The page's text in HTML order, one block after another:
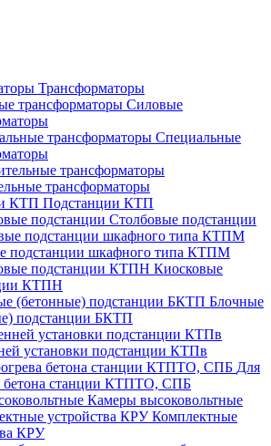
Трансформаторы
Силовые
Специальные
трансформаторы
Подстанции КТП
Столбовые подстанции
подстанции шкафного типа КТПМ
Киосковые
КТПН
Блочные
подстанции БКТП
установки подстанции КТПв
Для
бетона станции КТПТО, СПБ
Камеры высоковольтные
Комплектные
КРУ